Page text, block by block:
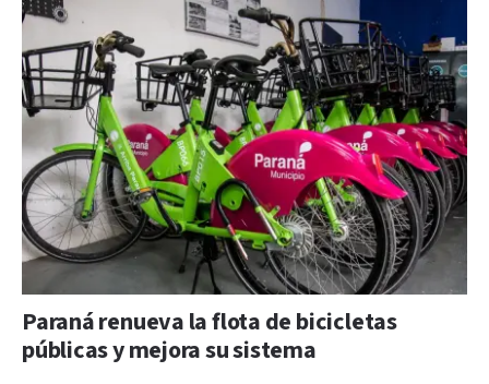
Paraná renueva la flota de bicicletas
públicas y mejora su sistema